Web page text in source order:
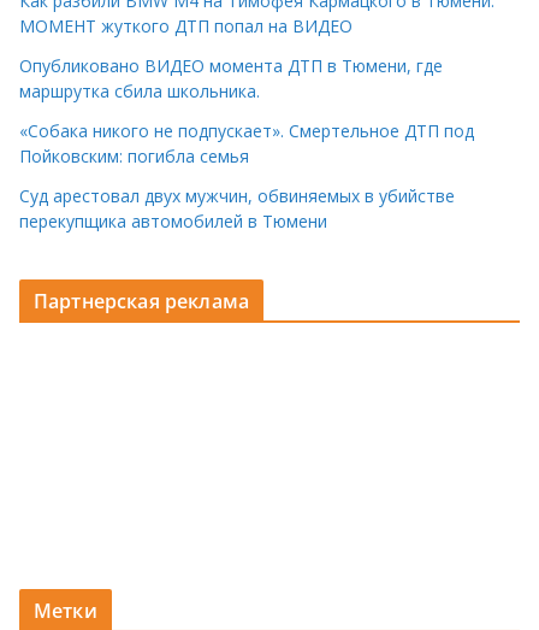
МОМЕНТ жуткого ДТП попал на ВИДЕО
Опубликовано ВИДЕО момента ДТП в Тюмени, где
маршрутка сбила школьника.
«Собака никого не подпускает». Смертельное ДТП под
Пойковским: погибла семья
Суд арестовал двух мужчин, обвиняемых в убийстве
перекупщика автомобилей в Тюмени
Партнерская реклама
Метки